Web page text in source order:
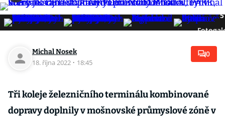
5
Michal Nosek
18. října 2022 · 18:45
0
Tři koleje železničního terminálu kombinované
dopravy doplnily v mošnovské průmyslové zóně v